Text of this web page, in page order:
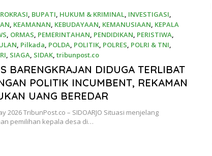
, BUPATI, HUKUM & KRIMINAL, INVESTIGASI,
, KEAMANAN, KEBUDAYAAN, KEMANUSIAAN, KEPALA
, ORMAS, PEMERINTAHAN, PENDIDIKAN, PERISTIWA,
, Pilkada, POLDA, POLITIK, POLRES, POLRI & TNI,
, SIAGA, SIDAK, tribunpost.co
BARENGKRAJAN DIDUGA TERLIBAT
POLITIK INCUMBENT, REKAMAN
UANG BEREDAR
2026 TribunPost.co – SIDOARJO Situasi menjelang
pemilihan kepala desa di…